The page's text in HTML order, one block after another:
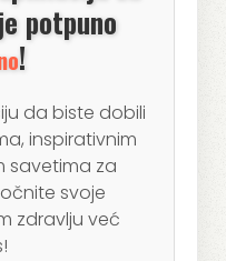
potpuno
!
da biste dobili
inspirativnim
savetima za
svoje
zdravlju već